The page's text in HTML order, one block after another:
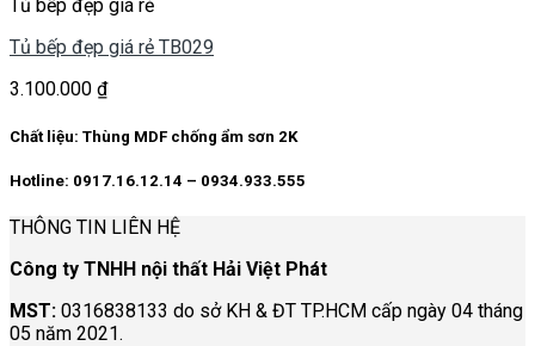
Tủ bếp đẹp giá rẻ
Tủ bếp đẹp giá rẻ TB029
3.100.000 ₫
Chất liệu: Thùng MDF chống ẩm sơn 2K
Hotline: 0917.16.12.14 – 0934.933.555
THÔNG TIN LIÊN HỆ
Công ty TNHH nội thất Hải Việt Phát
MST: 0316838133 do sở KH & ĐT TP.HCM cấp ngày 04 tháng
05 năm 2021.